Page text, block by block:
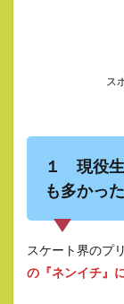
ス
１ 現役生
も多かっ
スケート界のプ
の『ネンイチ』